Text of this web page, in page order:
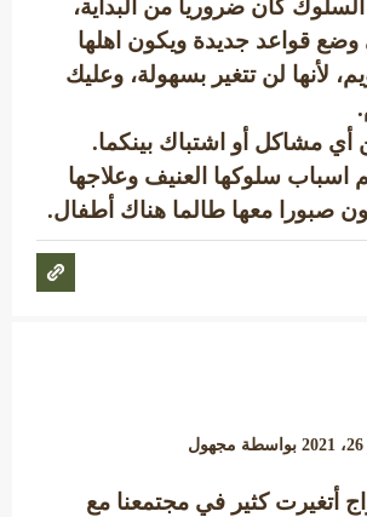
السلوك كان ضروريا من البداية،
وضع قواعد جديدة ويكون اهلها
لأنها لن تتغير بسهولة، وعليك
أي مشاكل أو اشتباك بينكما.
سلوكها العنيف وعلاجها
صبورا معها طالما هناك أطفال.
بواسطة مجهول
أتغيرت كثير في مجتمعنا مع